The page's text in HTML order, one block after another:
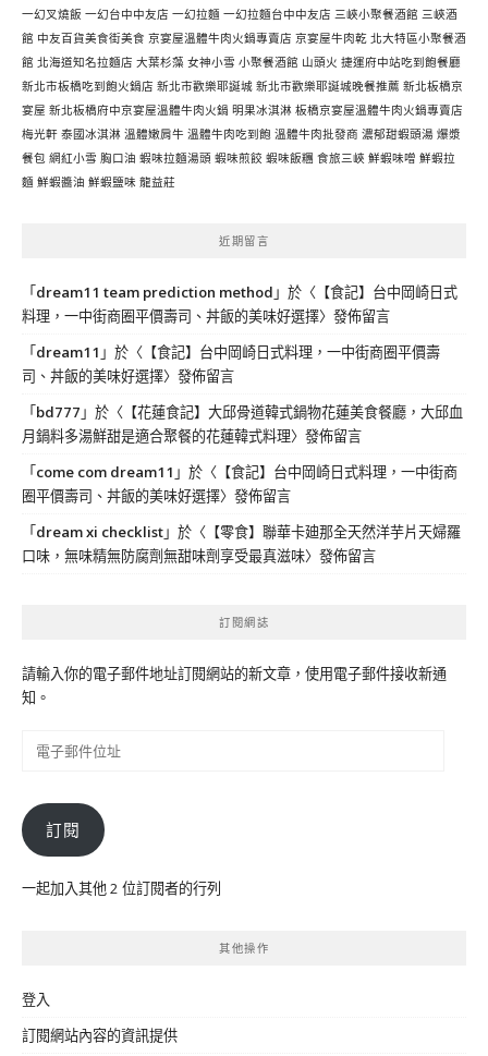
一幻叉燒飯 一幻台中中友店 一幻拉麵 一幻拉麵台中中友店 三峽小聚餐酒館 三峽酒
館 中友百貨美食街美食 京宴屋溫體牛肉火鍋專賣店 京宴屋牛肉乾 北大特區小聚餐酒
館 北海道知名拉麵店 大葉杉藻 女神小雪 小聚餐酒館 山頭火 捷運府中站吃到飽餐廳
新北市板橋吃到飽火鍋店 新北市歡樂耶誕城 新北市歡樂耶誕城晚餐推薦 新北板橋京
宴屋 新北板橋府中京宴屋溫體牛肉火鍋 明果冰淇淋 板橋京宴屋溫體牛肉火鍋專賣店
梅光軒 泰國冰淇淋 溫體嫩肩牛 溫體牛肉吃到飽 溫體牛肉批發商 濃郁甜蝦頭湯 爆漿
餐包 網紅小雪 胸口油 蝦味拉麵湯頭 蝦味煎餃 蝦味飯糰 食旅三峽 鮮蝦味噌 鮮蝦拉
麵 鮮蝦醬油 鮮蝦鹽味 龍益莊
近期留言
「dream11 team prediction method 」於〈 【食記】台中岡崎日式
料理，一中街商圈平價壽司、丼飯的美味好選擇〉發佈留言
「dream11 」於〈 【食記】台中岡崎日式料理，一中街商圈平價壽
司、丼飯的美味好選擇〉發佈留言
「bd777 」於〈 【花蓮食記】大邱骨道韓式鍋物花蓮美食餐廳，大邱血
月鍋料多湯鮮甜是適合聚餐的花蓮韓式料理〉發佈留言
「come com dream11 」於〈 【食記】台中岡崎日式料理，一中街商
圈平價壽司、丼飯的美味好選擇〉發佈留言
「dream xi checklist」於〈 【零食】聯華卡廸那全天然洋芋片天婦羅
口味，無味精無防腐劑無甜味劑享受最真滋味〉發佈留言
訂閱網誌
請輸入你的電子郵件地址訂閱網站的新文章，使用電子郵件接收新通
知。
件
位
訂閱
一起加入其他 2 位訂閱者的行列
其他操作
登入
訂閱網站內容的資訊提供